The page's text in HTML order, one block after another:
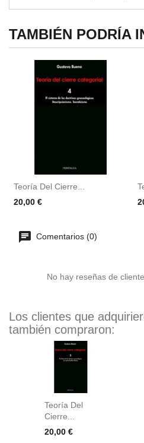
TAMBIÉN PODRÍA
Teoría Del Cierre...
Precio
20,00 €
Comentarios (0)
No hay reseñas de
Los clientes que
también compraron:
Teoría Del
Cierre...
Precio
20,00 €